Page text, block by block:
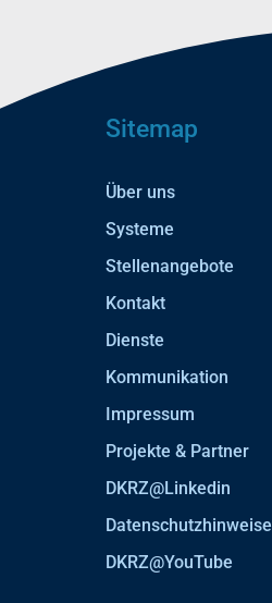
Sitemap
Über uns
Systeme
Stellenangebote
Kontakt
Dienste
Kommunikation
Impressum
Projekte & Partner
DKRZ@Linkedin
Datenschutzhinweise
DKRZ@YouTube